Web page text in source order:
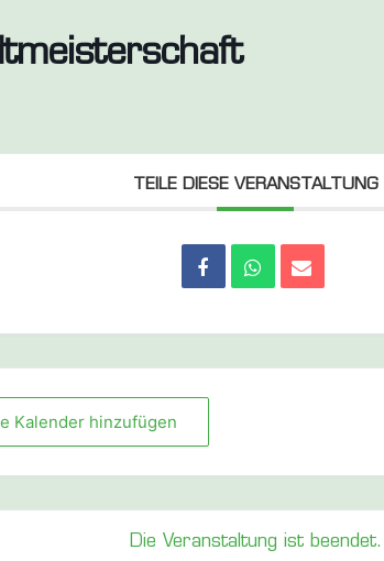
TEILE DIESE VERANSTALTUNG
Kalender hinzufügen
Die Veranstaltung ist beendet.